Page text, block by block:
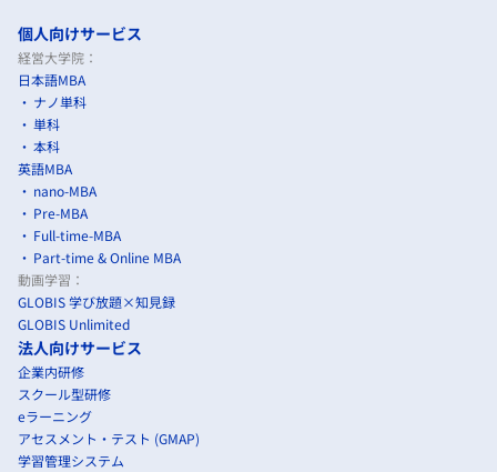
個人向けサービス
経営大学院：
日本語MBA
ナノ単科
単科
本科
英語MBA
nano-MBA
Pre-MBA
Full-time-MBA
Part-time & Online MBA
動画学習：
GLOBIS 学び放題×知見録
GLOBIS Unlimited
法人向けサービス
企業内研修
スクール型研修
eラーニング
アセスメント・テスト (GMAP)
学習管理システム